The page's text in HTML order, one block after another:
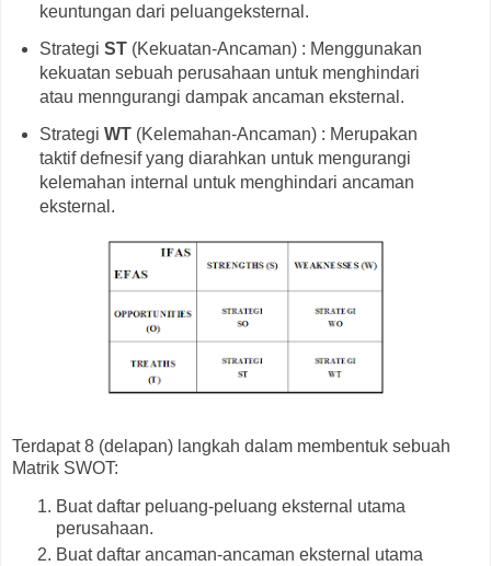
keuntungan dari peluangeksternal.
Strategi ST (Kekuatan-Ancaman) : Menggunakan
kekuatan sebuah perusahaan untuk menghindari
atau menngurangi dampak ancaman eksternal.
Strategi WT (Kelemahan-Ancaman) : Merupakan
taktif defnesif yang diarahkan untuk mengurangi
kelemahan internal untuk menghindari ancaman
eksternal.
Terdapat 8 (delapan) langkah dalam membentuk sebuah
Matrik SWOT:
Buat daftar peluang-peluang eksternal utama
perusahaan.
Buat daftar ancaman-ancaman eksternal utama